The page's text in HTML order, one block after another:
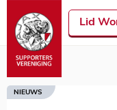
Lid
NIEUWS